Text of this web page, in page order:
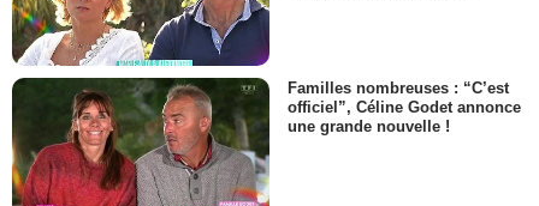
Familles nombreuses : “C’est
officiel”, Céline Godet annonce
une grande nouvelle !